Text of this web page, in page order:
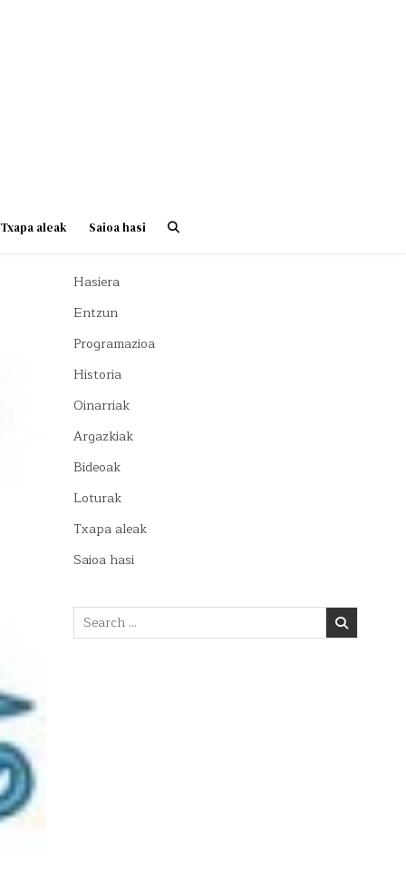
Txapa aleak Saioa hasi
Hasiera
Entzun
Programazioa
Historia
Oinarriak
Argazkiak
Bideoak
Loturak
Txapa aleak
Saioa hasi
Search
for: